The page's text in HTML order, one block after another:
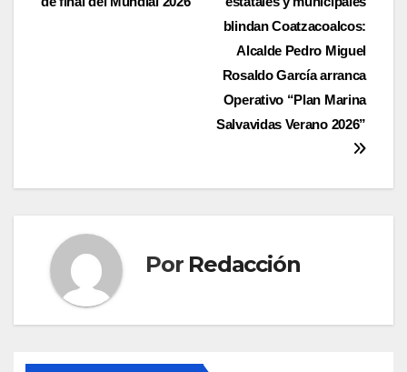
blindan Coatzacoalcos:
Alcalde Pedro Miguel
Rosaldo García arranca
Operativo “Plan Marina
Salvavidas Verano 2026”
Por Redacción